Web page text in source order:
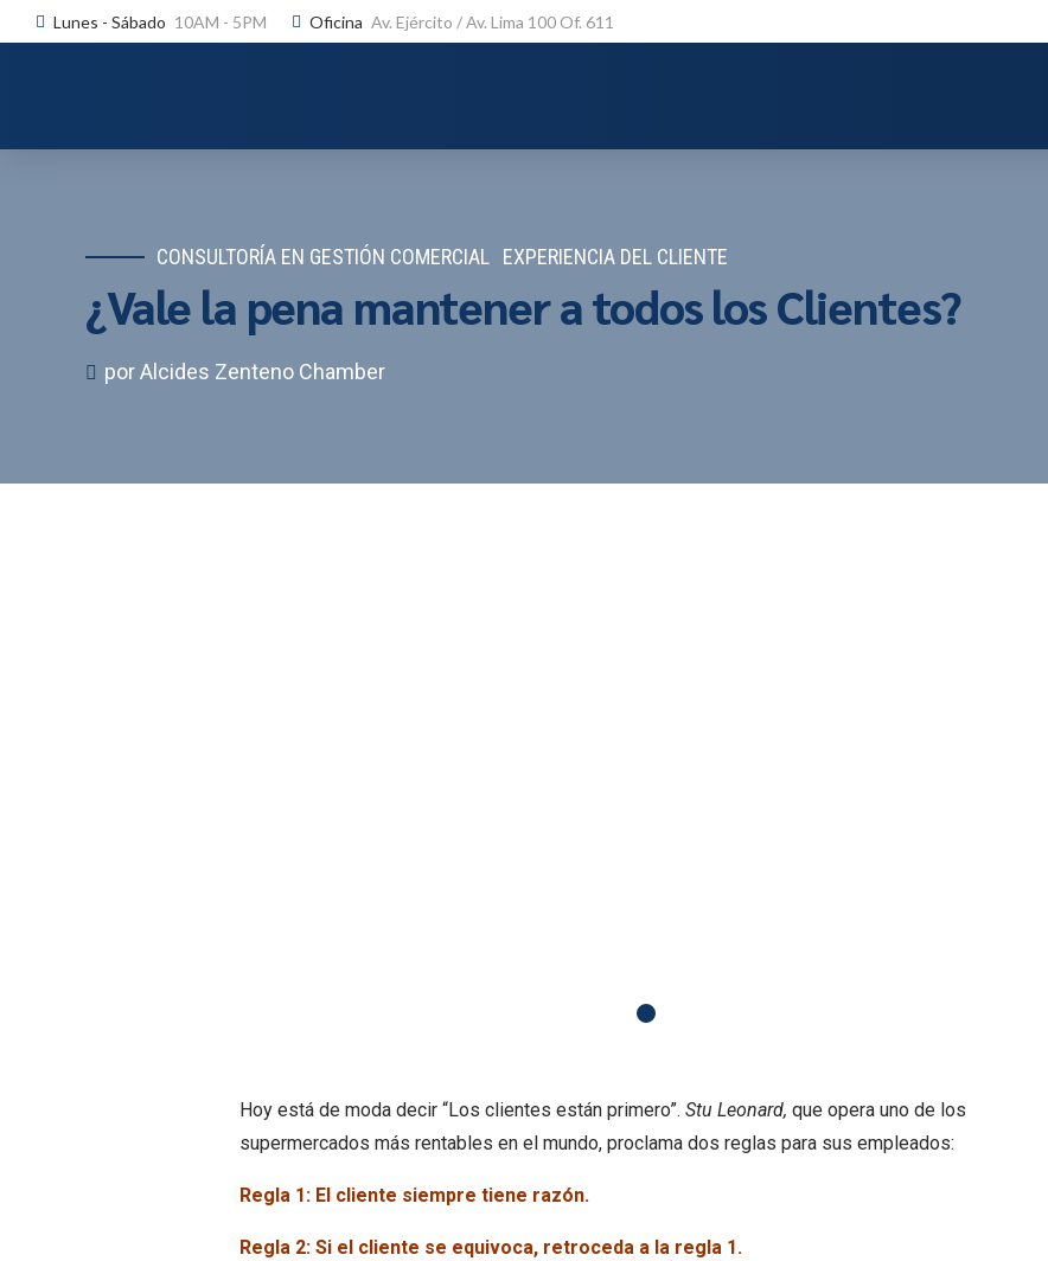
Lunes - Sábado 10AM - 5PM Oficina Av. Ejército / Av. Lima 100 Of. 611
CONSULTORÍA EN GESTIÓN COMERCIAL EXPERIENCIA DEL CLIENTE
¿Vale la pena mantener a todos los Clientes?
por Alcides Zenteno Chamber
Hoy está de moda decir “Los clientes están primero”. Stu Leonard, que opera uno de los
supermercados más rentables en el mundo, proclama dos reglas para sus empleados:
Regla 1: El cliente siempre tiene razón.
Regla 2: Si el cliente se equivoca, retroceda a la regla 1.